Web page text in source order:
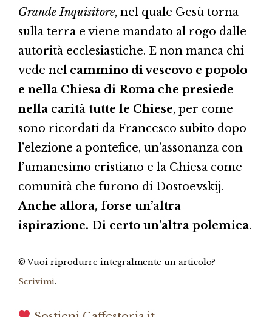
Grande Inquisitore, nel quale Gesù torna
sulla terra e viene mandato al rogo dalle
autorità ecclesiastiche. E non manca chi
vede nel cammino di vescovo e popolo
e nella Chiesa di Roma che presiede
nella carità tutte le Chiese, per come
sono ricordati da Francesco subito dopo
l’elezione a pontefice, un’assonanza con
l’umanesimo cristiano e la Chiesa come
comunità che furono di Dostoevskij.
Anche allora, forse un’altra
ispirazione. Di certo un’altra polemica.
© Vuoi riprodurre integralmente un articolo?
Scrivimi.